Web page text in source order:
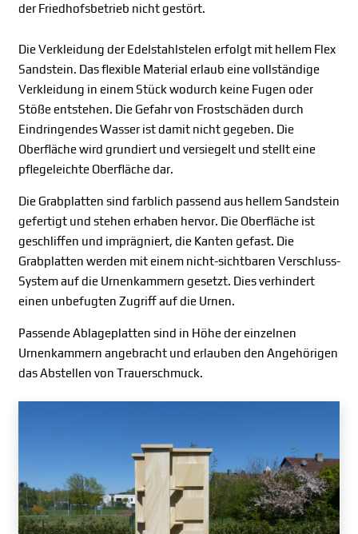
der Friedhofsbetrieb nicht gestört.
Die Verkleidung der Edelstahlstelen erfolgt mit hellem Flex
Sandstein. Das flexible Material erlaub eine vollständige
Verkleidung in einem Stück wodurch keine Fugen oder
Stöße entstehen. Die Gefahr von Frostschäden durch
Eindringendes Wasser ist damit nicht gegeben. Die
Oberfläche wird grundiert und versiegelt und stellt eine
pflegeleichte Oberfläche dar.
Die Grabplatten sind farblich passend aus hellem Sandstein
gefertigt und stehen erhaben hervor. Die Oberfläche ist
geschliffen und imprägniert, die Kanten gefast. Die
Grabplatten werden mit einem nicht-sichtbaren Verschluss-
System auf die Urnenkammern gesetzt. Dies verhindert
einen unbefugten Zugriff auf die Urnen.
Passende Ablageplatten sind in Höhe der einzelnen
Urnenkammern angebracht und erlauben den Angehörigen
das Abstellen von Trauerschmuck.